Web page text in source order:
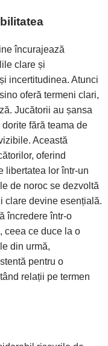
încurajează
clare și
incertitudinea. Atunci
oferă termeni clari,
Jucătorii au șansa
fără teama de
Această
oferind
libertatea lor într-un
de noroc se dezvoltă
clare devine esențială.
încredere într-o
ceea ce duce la o
din urmă,
pentru o
relații pe termen